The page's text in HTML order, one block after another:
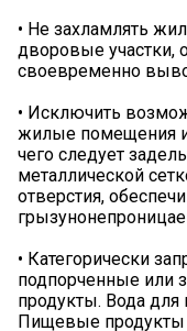
• Не захламлять
дворовые участки,
своевременно
• Исключить
жилые помещения и
чего следует
металлической
отверстия,
• Категорически
подпорченные или
продукты. Вода для
Пищевые продукты